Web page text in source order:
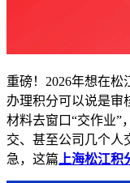
重磅！2026年想在
办理积分可以说是审
材料去窗口“交作业”
交、甚至公司几个人
急，这篇 上海松江积